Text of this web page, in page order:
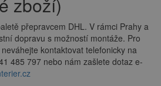
přepravcem DHL. V rámci Prahy a
dopravu s možností montáže. Pro
kontaktovat telefonicky na
485 797 nebo nám zašlete dotaz e-